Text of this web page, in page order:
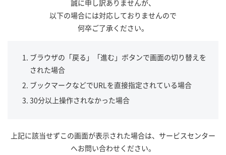
誠に申し訳ありませんが、
以下の場合には対応しておりませんので
何卒ご了承ください。
ブラウザの「戻る」「進む」ボタンで画面の切り替えを
された場合
ブックマークなどでURLを直接指定されている場合
30分以上操作されなかった場合
上記に該当せずこの画面が表示された場合は、サービスセンター
へお問い合わせください。